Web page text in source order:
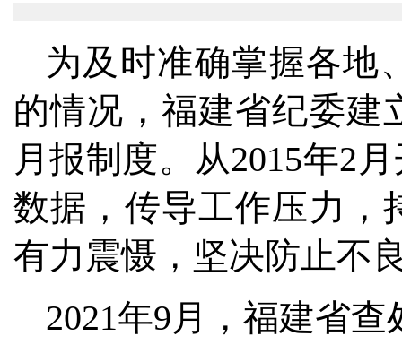
为及时准确掌握各地
的情况，福建省纪委建
月报制度。从2015年2
数据，传导工作压力，
有力震慑，坚决防止不
2021年9月，福建省